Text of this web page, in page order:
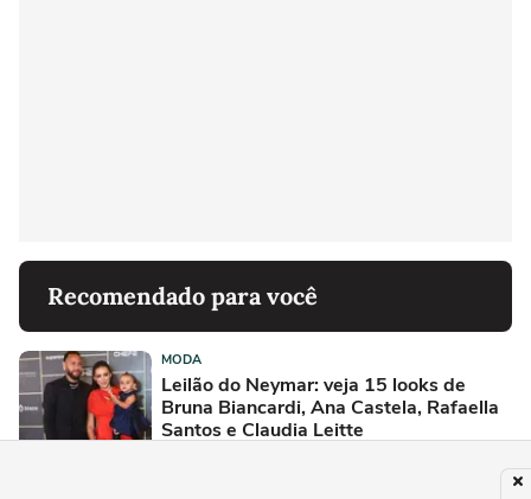
Recomendado para você
MODA
Leilão do Neymar: veja 15 looks de
Bruna Biancardi, Ana Castela, Rafaella
Santos e Claudia Leitte